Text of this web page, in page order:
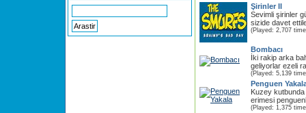
Şirinler II
Sevimli şirinler
sizide davet
(Played: 2,707
Bombacı
İki rakip arka
geliyorlar ezeli
(Played: 5,139
Penguen
Kuzey
erimesi
(Played: 1,375